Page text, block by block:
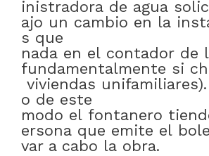
inistradora de agua
ajo un cambio en la
s que
nada en el contador de
fundamentalmente si
viviendas unifamiliares).
o de este
modo el fontanero
ersona que emite el
var a cabo la obra.